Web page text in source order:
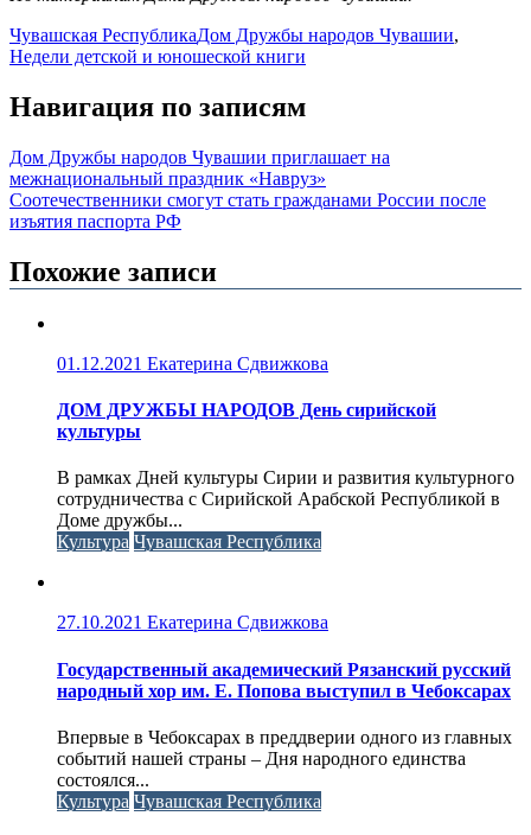
Чувашская РеспубликаДом Дружбы народов Чувашии,
Недели детской и юношеской книги
Навигация по записям
Дом Дружбы народов Чувашии приглашает на
межнациональный праздник «Навруз»
Соотечественники смогут стать гражданами России после
изъятия паспорта РФ
Похожие записи
01.12.2021 Екатерина Сдвижкова
ДОМ ДРУЖБЫ НАРОДОВ День сирийской
культуры
В рамках Дней культуры Сирии и развития культурного
сотрудничества с Сирийской Арабской Республикой в
Доме дружбы...
Культура Чувашская Республика
27.10.2021 Екатерина Сдвижкова
Государственный академический Рязанский русский
народный хор им. Е. Попова выступил в Чебоксарах
Впервые в Чебоксарах в преддверии одного из главных
событий нашей страны – Дня народного единства
состоялся...
Культура Чувашская Республика